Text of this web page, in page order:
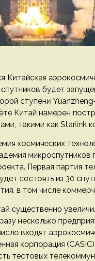
Китайская
будет
ступени
Китай намерен
такими как Starlink
космических
микроспутников
Первая партия
состоять из 30
в том числе
существенно
несколько
входят
корпорация
тестовых